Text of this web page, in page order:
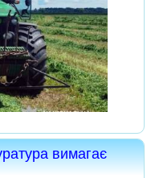
вимагає